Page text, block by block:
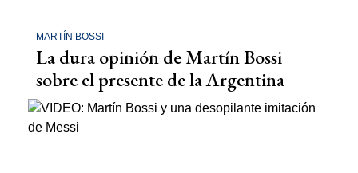
MARTÍN BOSSI
La dura opinión de Martín Bossi
sobre el presente de la Argentina